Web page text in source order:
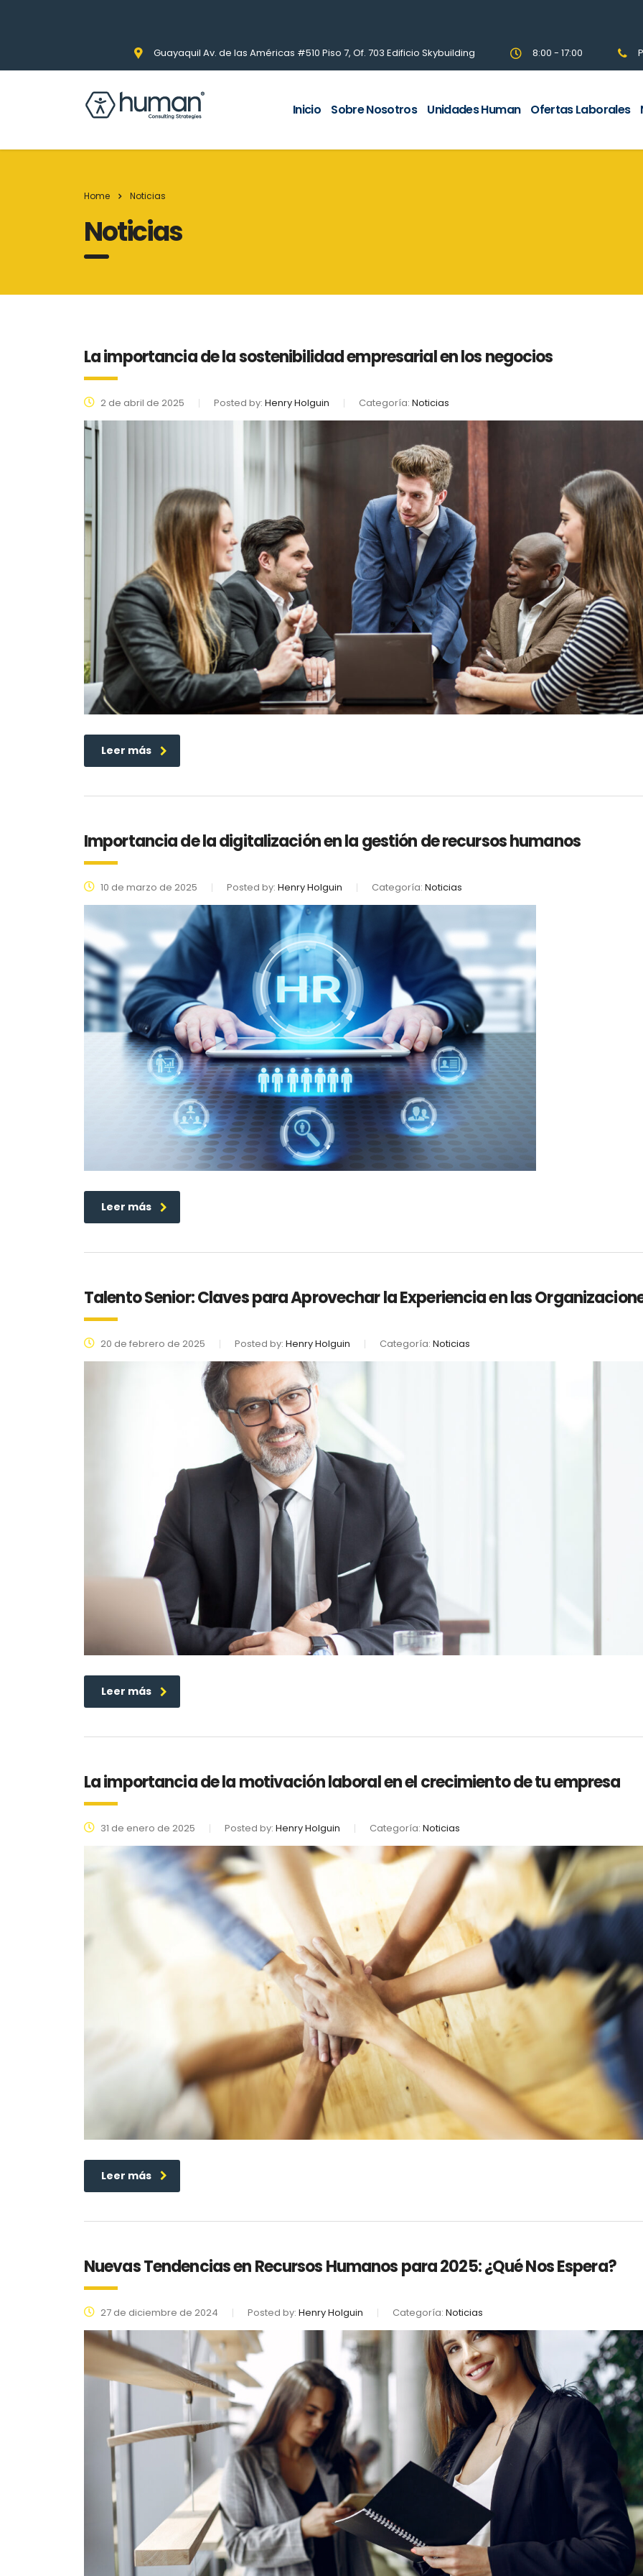
Guayaquil Av. de las Américas #510 Piso 7, Of. 703 Edificio Skybuilding 8:00 - 17:00
Inicio Sobre Nosotros Unidades Human Ofertas Laborales
Home Noticias
Noticias
La importancia de la sostenibilidad empresarial en los negocios
2 de abril de 2025 Posted by: Henry Holguin Categoría: Noticias
Leer más
Importancia de la digitalización en la gestión de recursos humanos
10 de marzo de 2025 Posted by: Henry Holguin Categoría: Noticias
Leer más
Talento Senior: Claves para Aprovechar la Experiencia en las
20 de febrero de 2025 Posted by: Henry Holguin Categoría: Noticias
Leer más
La importancia de la motivación laboral en el crecimiento de tu empresa
31 de enero de 2025 Posted by: Henry Holguin Categoría: Noticias
Leer más
Nuevas Tendencias en Recursos Humanos para 2025: ¿Qué Nos Espera?
27 de diciembre de 2024 Posted by: Henry Holguin Categoría: Noticias